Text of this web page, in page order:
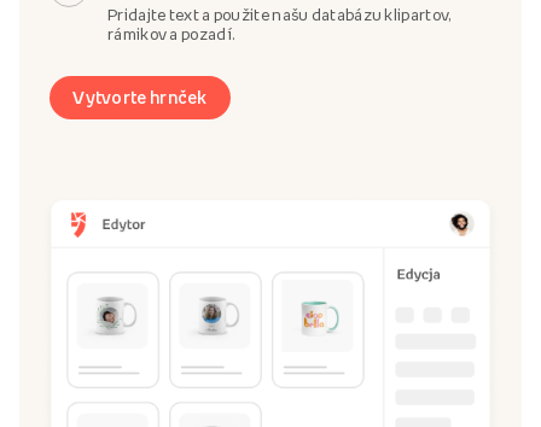
Pridajte text a použite našu databázu klipartov,
rámikov a pozadí.
Vytvorte hrnček